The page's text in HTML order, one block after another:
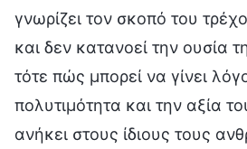
γνωρίζει τον σκοπό του
και δεν κατανοεί την ουσία
τότε πώς μπορεί να γίνει
πολυτιμότητα και την αξία
ανήκει στους ίδιους τους